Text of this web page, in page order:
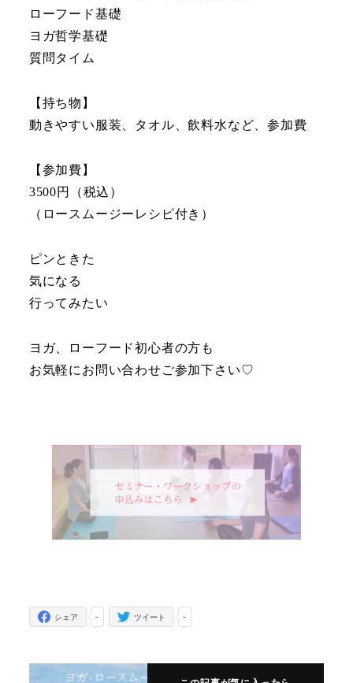
ローフード基礎
ヨガ哲学基礎
質問タイム
【持ち物】
動きやすい服装、タオル、飲料水など、参加費
【参加費】
3500円（税込）
（ロースムージーレシピ付き）
ピンときた
気になる
行ってみたい
ヨガ、ローフード初心者の方も
お気軽にお問い合わせご参加下さい♡
-
シェア -
ツイート